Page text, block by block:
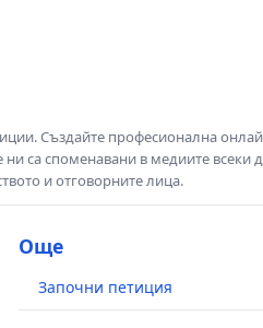
Създайте професионална
са споменавани в медиите всеки
и отговорните лица.
Още
Започни петиция